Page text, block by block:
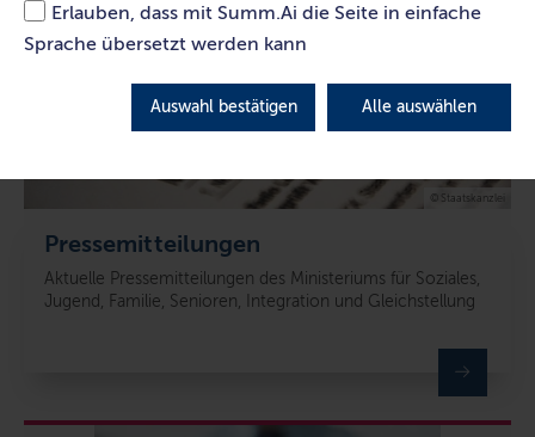
Erlauben, dass mit Summ.Ai die Seite in einfache
Sprache übersetzt werden kann
Auswahl bestätigen Alle auswählen
Pressemitteilungen
Aktuelle Pressemitteilungen des Ministeriums für Soziales,
Jugend, Familie, Senioren, Integration und Gleichstellung
© Staatskanzlei